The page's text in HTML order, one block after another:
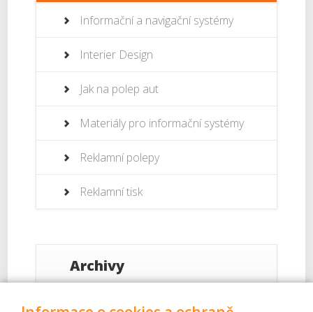
Informační a navigační systémy
Interier Design
Jak na polep aut
Materiály pro informační systémy
Reklamní polepy
Reklamní tisk
Archivy
Září 2017